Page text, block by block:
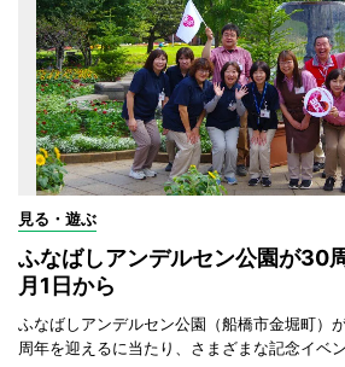
見る・遊ぶ
ふなばしアンデルセン公園が
月1日から
ふなばしアンデルセン公園（船橋市金堀町）
周年を迎えるに当たり、さまざまな記念イベン